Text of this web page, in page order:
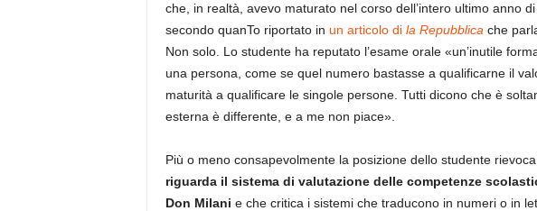
che, in realtà, avevo maturato nel corso dell’intero ultimo anno
secondo quanTo riportato in un articolo di la Repubblica che
Non solo. Lo studente ha reputato l’esame orale «un’inutile
una persona, come se quel numero bastasse a qualificarne il
maturità a qualificare le singole persone. Tutti dicono che è
esterna è differente, e a me non piace».
Più o meno consapevolmente la posizione dello studente
riguarda il sistema di valutazione delle competenze
Don Milani e che critica i sistemi che traducono in numeri o in